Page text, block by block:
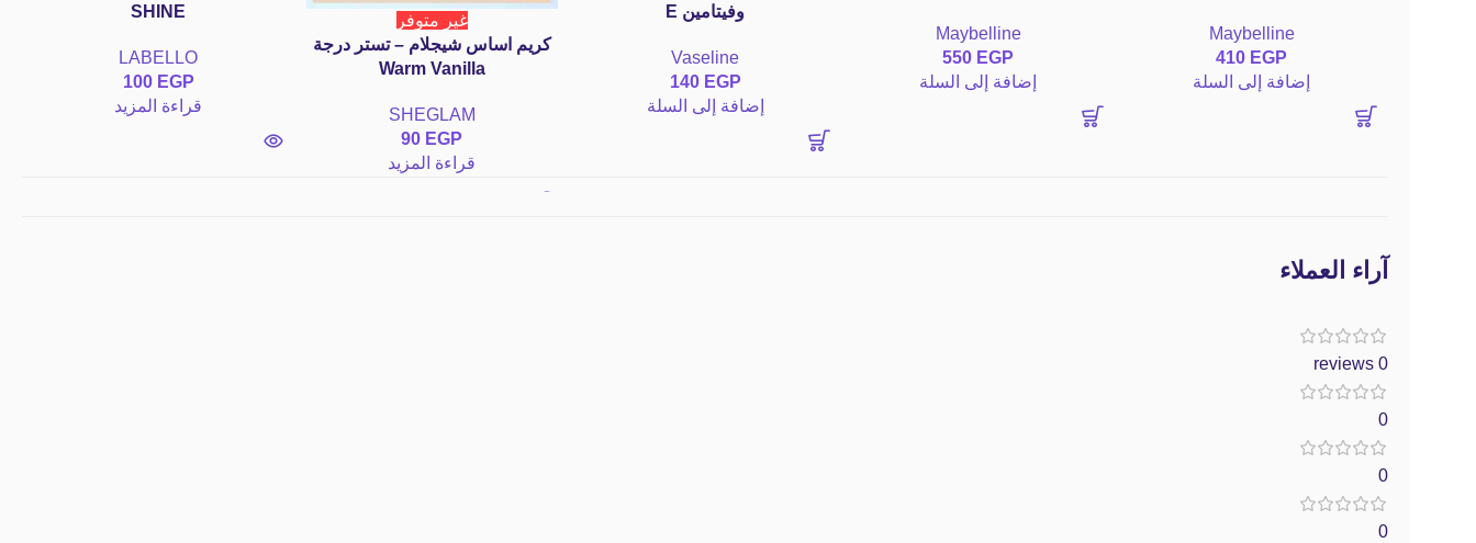
Maybelline
410 EGP
إضافة إلى السلة
Maybelline
550 EGP
إضافة إلى السلة
وفيتامين E
Vaseline
140 EGP
إضافة إلى السلة
غير متوفر
كريم اساس شيجلام – تستر درجة
Warm Vanilla
SHEGLAM
90 EGP
قراءة المزيد
SHINE
LABELLO
100 EGP
قراءة المزيد
آراء العملاء
0 reviews
0
0
0